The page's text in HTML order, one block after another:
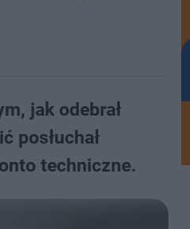
jak odebrał
posłuchał
techniczne.